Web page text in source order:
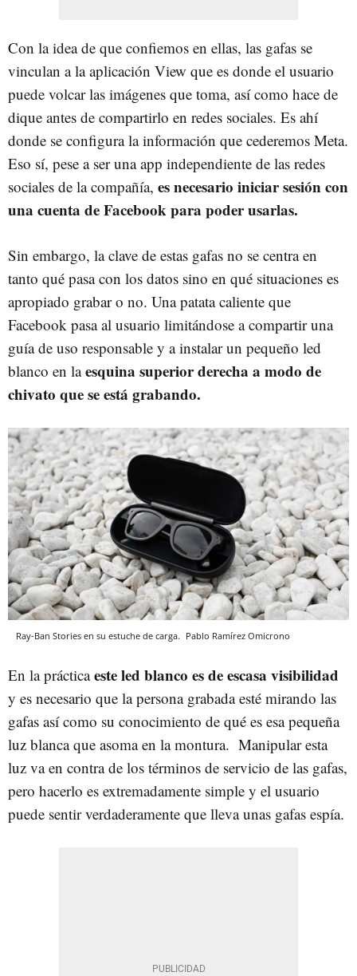
Con la idea de que confiemos en ellas, las gafas se
vinculan a la aplicación View que es donde el usuario
puede volcar las imágenes que toma, así como hace de
dique antes de compartirlo en redes sociales. Es ahí
donde se configura la información que cederemos Meta.
Eso sí, pese a ser una app independiente de las redes
sociales de la compañía, es necesario iniciar sesión con
una cuenta de Facebook para poder usarlas.
Sin embargo, la clave de estas gafas no se centra en
tanto qué pasa con los datos sino en qué situaciones es
apropiado grabar o no. Una patata caliente que
Facebook pasa al usuario limitándose a compartir una
guía de uso responsable y a instalar un pequeño led
blanco en laesquina superior derecha a modo de
chivato que se está grabando.
Ray-Ban Stories en su estuche de carga. Pablo Ramírez Omicrono
En la prácticaeste led blanco es de escasa visibilidad
y es necesario que la persona grabada esté mirando las
gafas así como su conocimiento de qué es esa pequeña
luz blanca que asoma en la montura. Manipular esta
luz va en contra de los términos de servicio de las gafas,
pero hacerlo es extremadamente simple y el usuario
puede sentir verdaderamente que lleva unas gafas espía.